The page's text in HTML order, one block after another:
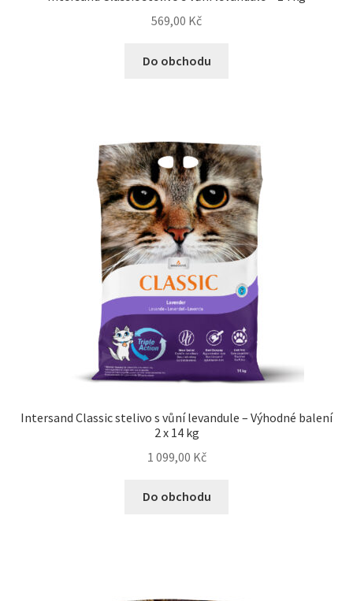
569,00 Kč
Do obchodu
Intersand Classic stelivo s vůní levandule – Výhodné balení
2 x 14 kg
1 099,00 Kč
Do obchodu